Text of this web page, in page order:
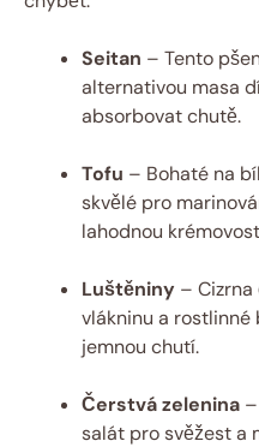
Seitan – Tento
alternativou masa
absorbovat chutě.
Tofu – Bohaté na
skvělé pro
lahodnou
Luštěniny –
vlákninu a rostlinné
jemnou chutí.
Čerstvá zelenina
salát pro svěžest a